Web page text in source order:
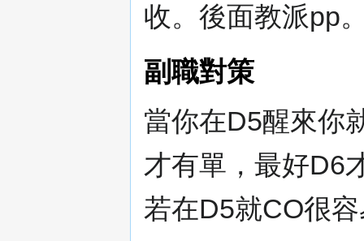
收。後面教派pp
副職對策
當你在D5醒來你
才有單，最好D6
若在D5就CO很